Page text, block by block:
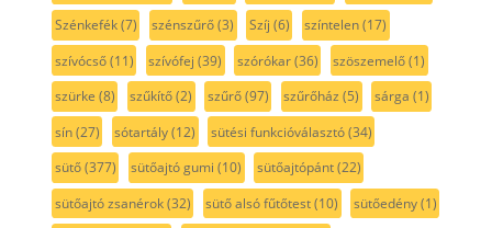
Szénkefék(7) szénszűrő(3) Szíj (6) színtelen(17)
szívócső(11) szívófej (39) szórókar(36) szöszemelő(1)
szürke (8) szűkítő(2) szűrő(97) szűrőház (5) sárga (1)
sín(27) sótartály(12) sütési funkcióválasztó(34)
sütő(377) sütőajtó gumi (10) sütőajtópánt(22)
sütőajtó zsanérok(32) sütő alsó fűtőtest(10) sütőedény(1)